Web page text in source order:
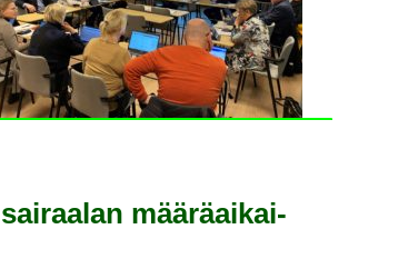
mää­rä­ai­kai­